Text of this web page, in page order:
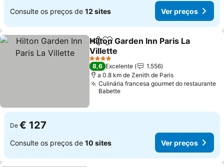
Consulte os preços de 12 sites Ver preços
PartilharAdicionar aos favoritos
Hilton Garden Inn Paris La
Villette
Ver preços
4 Estrelas
8,6 Excelente
1.556
a 0.8 km de Zenith de Paris
Culinária francesa gourmet do restaurante
Babette
De € 127
Consulte os preços de 10 sites Ver preços